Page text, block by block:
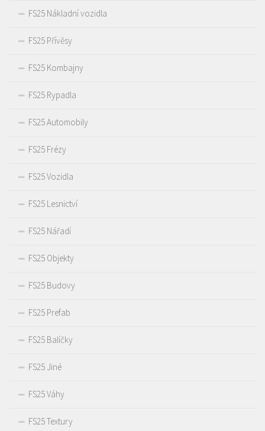
FS25 Nákladní vozidla
FS25 Přívěsy
FS25 Kombajny
FS25 Rypadla
FS25 Automobily
FS25 Frézy
FS25 Vozidla
FS25 Lesnictví
FS25 Nářadí
FS25 Objekty
FS25 Budovy
FS25 Prefab
FS25 Balíčky
FS25 Jiné
FS25 Váhy
FS25 Textury